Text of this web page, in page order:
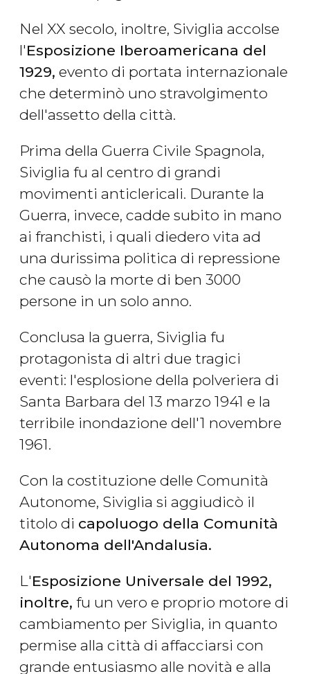
Nel XX secolo, inoltre, Siviglia accolse
l'Esposizione Iberoamericana del
1929, evento di portata internazionale
che determinò uno stravolgimento
dell'assetto della città.
Prima della Guerra Civile Spagnola,
Siviglia fu al centro di grandi
movimenti anticlericali. Durante la
Guerra, invece, cadde subito in mano
ai franchisti, i quali diedero vita ad
una durissima politica di repressione
che causò la morte di ben 3000
persone in un solo anno.
Conclusa la guerra, Siviglia fu
protagonista di altri due tragici
eventi: l'esplosione della polveriera di
Santa Barbara del 13 marzo 1941 e la
terribile inondazione dell'1 novembre
1961.
Con la costituzione delle Comunità
Autonome, Siviglia si aggiudicò il
titolo di capoluogo della Comunità
Autonoma dell'Andalusia.
L'Esposizione Universale del 1992,
inoltre, fu un vero e proprio motore di
cambiamento per Siviglia, in quanto
permise alla città di affacciarsi con
grande entusiasmo alle novità e alla